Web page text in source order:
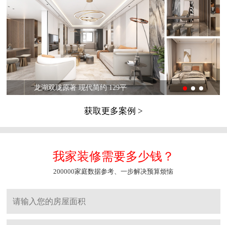
龙湖双珑原著 现代简约 129平
获取更多案例 >
我家装修需要多少钱？
200000家庭数据参考、一步解决预算烦恼